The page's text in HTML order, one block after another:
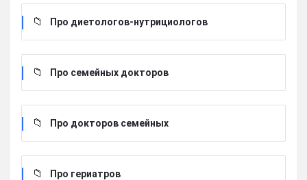
Про диетологов-нутрициологов
Про семейных докторов
Про докторов семейных
Про гериатров